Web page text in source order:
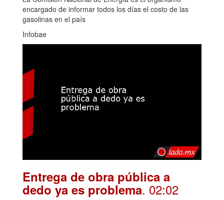
encargado de informar todos los días el costo de las
gasolinas en el país
Infobae
Entrega de obra pública a
dedo ya es problema. 02:02